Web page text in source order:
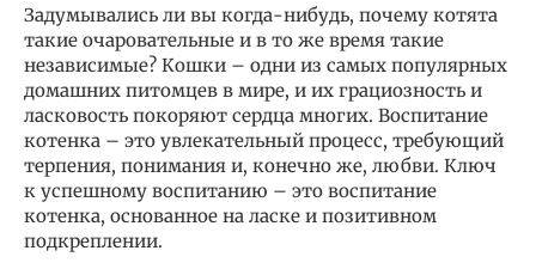
Задумывались ли вы когда-нибудь, почему котята
такие очаровательные и в то же время такие
независимые? Кошки – одни из самых популярных
домашних питомцев в мире, и их грациозность и
ласковость покоряют сердца многих. Воспитание
котенка – это увлекательный процесс, требующий
терпения, понимания и, конечно же, любви. Ключ
к успешному воспитанию – это воспитание
котенка, основанное на ласке и позитивном
подкреплении.